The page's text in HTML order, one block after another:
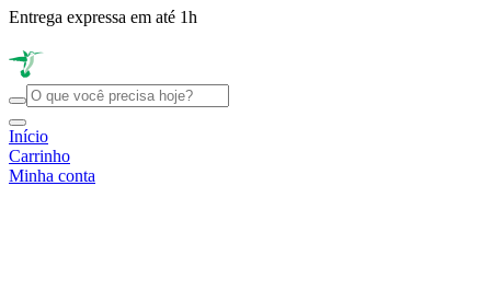
Entrega expressa em até 1h
Início
Carrinho
Minha conta